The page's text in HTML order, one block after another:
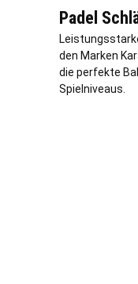
Padel
den Marken
die perfekte
Spielniveaus.